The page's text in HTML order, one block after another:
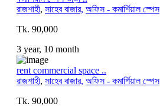
রাজশাহী, সাহেব বাজার, অফিস - কমার্শিয়াল স্পেস
Tk. 90,000
3 year, 10 month
rent commercial space ..
রাজশাহী, সাহেব বাজার, অফিস - কমার্শিয়াল স্পেস
Tk. 90,000